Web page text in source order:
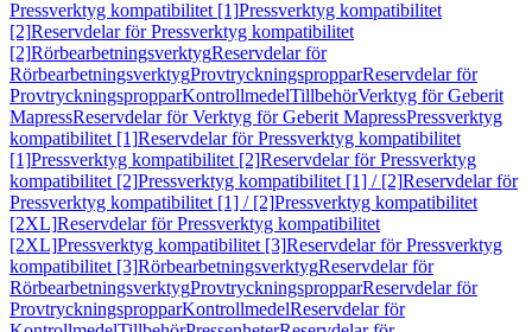
Pressverktyg kompatibilitet [1]Pressverktyg kompatibilitet
[2]Reservdelar för Pressverktyg kompatibilitet
[2]RörbearbetningsverktygReservdelar för
RörbearbetningsverktygProvtryckningspropparReservdelar för
ProvtryckningspropparKontrollmedelTillbehörVerktyg för Geberit
MapressReservdelar för Verktyg för Geberit MapressPressverktyg
kompatibilitet [1]Reservdelar för Pressverktyg kompatibilitet
[1]Pressverktyg kompatibilitet [2]Reservdelar för Pressverktyg
kompatibilitet [2]Pressverktyg kompatibilitet [1] / [2]Reservdelar för
Pressverktyg kompatibilitet [1] / [2]Pressverktyg kompatibilitet
[2XL]Reservdelar för Pressverktyg kompatibilitet
[2XL]Pressverktyg kompatibilitet [3]Reservdelar för Pressverktyg
kompatibilitet [3]RörbearbetningsverktygReservdelar för
RörbearbetningsverktygProvtryckningspropparReservdelar för
ProvtryckningspropparKontrollmedelReservdelar för